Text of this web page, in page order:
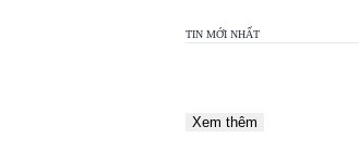
TIN MỚI NHẤT
Xem thêm